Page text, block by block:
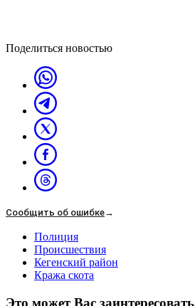
Поделиться новостью
Сообщить об ошибке→
Полиция
Происшествия
Кегенский район
Кража скота
Это может Вас заинтересовать